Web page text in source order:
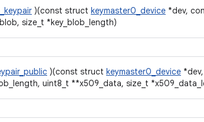
)(const struct keymaster0_device *dev,
size_t *key_blob_length)
)(const struct keymaster0_device
uint8_t **x509_data, size_t